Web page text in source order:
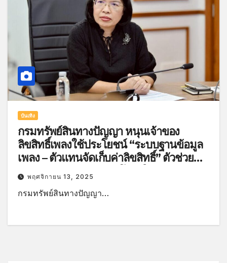
บันเทิง
กรมทรัพย์สินทางปัญญา หนุนเจ้าของ
ลิขสิทธิ์เพลงใช้ประโยชน์ “ระบบฐานข้อมูล
เพลง – ตัวแทนจัดเก็บค่าลิขสิทธิ์” ตัวช่วย
บริหารจัดการสิทธิอย่างโปร่งใสและมี
ประสิทธิภาพ
พฤศจิกายน 13, 2025
กรมทรัพย์สินทางปัญญา…